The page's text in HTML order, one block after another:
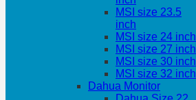
MSI size 23.5
inch
MSI size 24 inch
MSI size 27 inch
MSI size 30 inch
MSI size 32 inch
Dahua Monitor